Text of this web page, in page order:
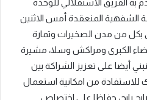
الشفهية المنعقدة أمس الاثنين
بكل من مدن الصخيرات وتمارة
الكبرى ومراكش وسلا، مشيرة
أيضا على تعزيز الشراكة بين
للاستفادة من امكانية استعمال
رابح، حفاظا على اختصاص